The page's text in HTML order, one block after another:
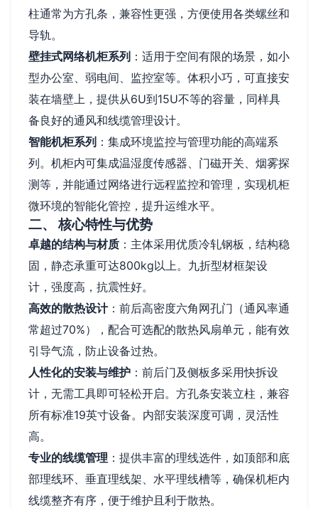
柱通常为方孔条，兼容性更强，方便使用各类螺丝和
导轨。
壁挂式网络机柜系列 ：适用于空间有限的场景，如小
型办公室、弱电间、监控室等。体积小巧，可直接安
装在墙壁上，提供从6U到15U不等的容量，同样具
备良好的通风和线缆管理设计。
智能机柜系列 ：集成环境监控与管理功能的高端系
列。机柜内可集成温湿度传感器、门磁开关、烟雾探
测等，并能通过网络进行远程监控和管理，实现机柜
微环境的智能化管控，提升运维水平。
二、 核心特性与优势
卓越的结构与材质 ：主体采用优质冷轧钢板，结构稳
固，静态承重可达800kg以上。九折型材框架设
计，强度高，抗震性好。
高效的散热设计：前后高密度六角网孔门（通风率通
常超过70%），配合可选配的散热风扇单元，能有效
引导气流，防止设备过热。
人性化的安装与维护 ：前后门及侧板多采用快拆设
计，无需工具即可轻松开启。方孔条安装立柱，兼容
所有标准19英寸设备。内部安装深度可调，灵活性
高。
专业的线缆管理 ：提供丰富的理线选件，如顶部和底
部理线环、垂直理线架、水平理线槽等，确保机柜内
线缆整齐有序，便于维护且利于散热。